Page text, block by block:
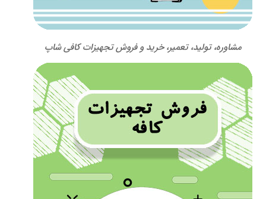
مشاوره، تولید، تعمیر، خرید و فروش تجهیزات کافی شاپ